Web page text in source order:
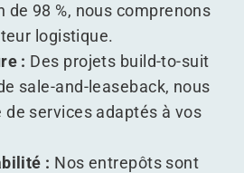
de 98 %, nous comprenons
logistique.
: Des projets build-to-suit
sale-and-leaseback, nous
services adaptés à vos
: Nos entrepôts sont